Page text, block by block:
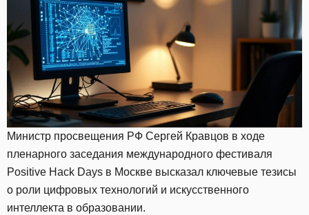
Министр просвещения РФ Сергей Кравцов в ходе
пленарного заседания международного фестиваля
Positive Hack Days в Москве высказал ключевые тезисы
о роли цифровых технологий и искусственного
интеллекта в образовании.